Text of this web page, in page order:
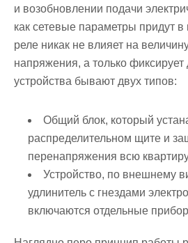
и возобновлении подачи
как сетевые параметры придут
реле никак не влияет на
напряжения, а только
устройства бывают двух типов:
Общий блок, который
распределительном щите и
перенапряжения всю
Устройство, по внешнему
удлинитель с гнездами
включаются отдельные